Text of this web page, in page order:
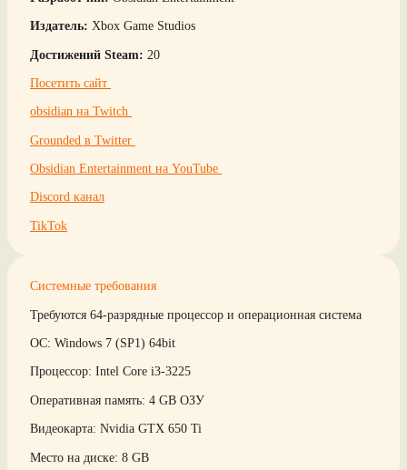
Издатель: Xbox Game Studios
Достижений Steam: 20
Посетить сайт
obsidian на Twitch
Grounded в Twitter
Obsidian Entertainment на YouTube
Discord канал
TikTok
Системные требования
Требуются 64-разрядные процессор и операционная система
ОС: Windows 7 (SP1) 64bit
Процессор: Intel Core i3-3225
Оперативная память: 4 GB ОЗУ
Видеокарта: Nvidia GTX 650 Ti
Место на диске: 8 GB